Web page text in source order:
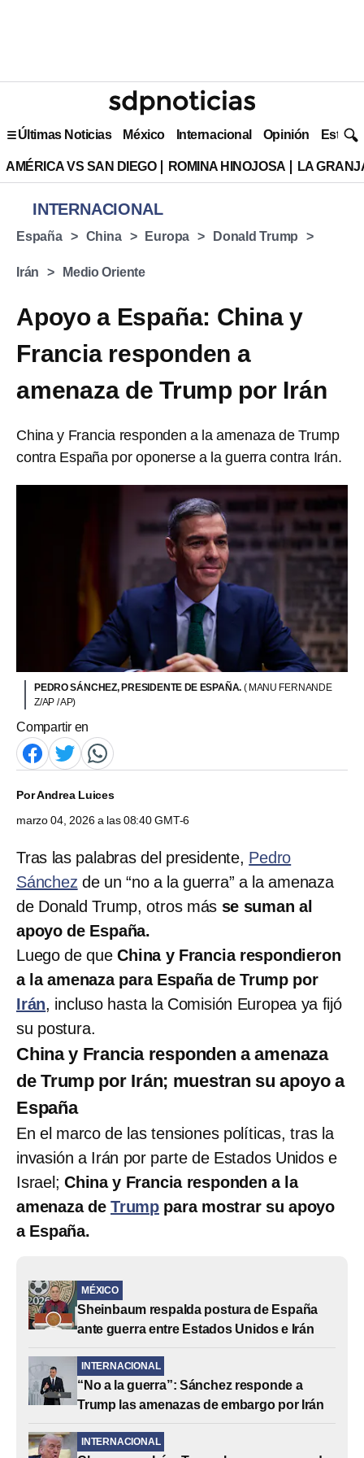
Últimas Noticias México Internacional Opinión Estilo
AMÉRICA VS SAN DIEGO ROMINA HINOJOSA LA
INTERNACIONAL
España China Europa Donald Trump
Irán Medio Oriente
Apoyo a España: China y
Francia responden a
amenaza de Trump por Irán
China y Francia responden a la amenaza de Trump
contra España por oponerse a la guerra contra Irán.
PEDRO SÁNCHEZ, PRESIDENTE DE ESPAÑA. ( MANU FERNANDE
Z/AP / AP)
Compartir en
PorAndrea Luices
marzo 04, 2026 a las 08:40 GMT-6
Tras las palabras del presidente, Pedro
Sánchez de un “no a la guerra” a la amenaza
de Donald Trump, otros más se suman al
apoyo de España.
Luego de queChina y Francia respondieron
a la amenaza para España de Trump por
Irán, incluso hasta la Comisión Europea ya fijó
su postura.
China y Francia responden a amenaza
de Trump por Irán; muestran su apoyo a
España
En el marco de las tensiones políticas, tras la
invasión a Irán por parte de Estados Unidos e
Israel; China y Francia responden a la
amenaza deTrump para mostrar su apoyo
a España.
MÉXICO
Sheinbaum respalda postura de España
ante guerra entre Estados Unidos e Irán
INTERNACIONAL
“No a la guerra”: Sánchez responde a
Trump las amenazas de embargo por Irán
INTERNACIONAL